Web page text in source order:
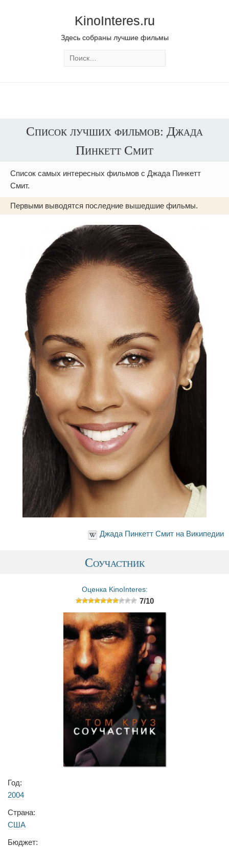
KinoInteres.ru
Здесь собраны лучшие фильмы
Список лучших фильмов: Джада
Пинкетт Смит
Список самых интересных фильмов с Джада Пинкетт
Смит.
Первыми выводятся последние вышедшие фильмы.
Джада Пинкетт Смит на Википедии
Соучастник
Оценка KinoInteres:
7/10
Год:
2004
Страна:
США
Бюджет: